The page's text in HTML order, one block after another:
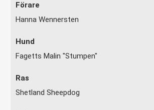
Hanna Wennersten
Fagetts Malin "Stumpen"
Shetland Sheepdog